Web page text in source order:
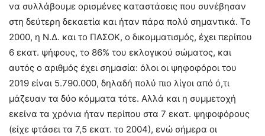
να συλλάβουμε ορισμένες καταστάσεις που συνέβησαν
στη δεύτερη δεκαετία και ήταν πάρα πολύ σημαντικά. Το
2000, η Ν.Δ. και το ΠΑΣΟΚ, ο δικομματισμός, έχει περίπου
6 εκατ. ψήφους, το 86% του εκλογικού σώματος, και
αυτός ο αριθμός έχει σημασία: όλοι οι ψηφοφόροι του
2019 είναι 5.790.000, δηλαδή πολύ πιο λίγοι από ό,τι
μάζευαν τα δύο κόμματα τότε. Αλλά και η συμμετοχή
εκείνα τα χρόνια ήταν περίπου στα 7 εκατ. ψηφοφόρους
(είχε φτάσει τα 7,5 εκατ. το 2004), ενώ σήμερα οι